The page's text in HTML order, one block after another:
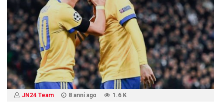
JN24 Team 8 anni ago 1.6 K